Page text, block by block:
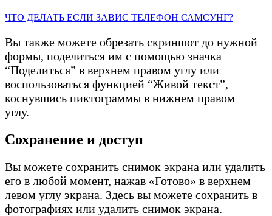
ЧТО ДЕЛАТЬ ЕСЛИ ЗАВИС ТЕЛЕФОН САМСУНГ?
Вы также можете обрезать скриншот до нужной
формы, поделиться им с помощью значка
“Поделиться” в верхнем правом углу или
воспользоваться функцией “Живой текст”,
коснувшись пиктограммы в нижнем правом
углу.
Сохранение и доступ
Вы можете сохранить снимок экрана или удалить
его в любой момент, нажав «Готово» в верхнем
левом углу экрана. Здесь вы можете сохранить в
фотографиях или удалить снимок экрана.